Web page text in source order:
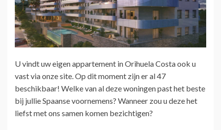
U vindt uw eigen appartement in Orihuela Costa ook u
vast via onze site. Op dit moment zijn er al 47
beschikbaar! Welke van al deze woningen past het beste
bij jullie Spaanse voornemens? Wanneer zou u deze het
liefst met ons samen komen bezichtigen?